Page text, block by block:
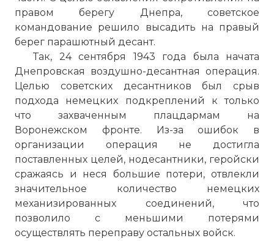
правом берегу Днепра, советское
командование решило высадить на правый
берег парашютный десант.
Так, 24 сентября 1943 года была начата
Днепровская воздушно-десантная операция.
Целью советских десантников был срыв
подхода немецких подкреплений к только
что захваченным плацдармам на
Воронежском фронте. Из-за ошибок в
организации операция не достигла
поставленных целей, нодесантники, геройски
сражаясь и неся большие потери, отвлекли
значительное количество немецких
механизированных соединений, что
позволило с меньшими потерями
осуществлять переправу остальных войск.